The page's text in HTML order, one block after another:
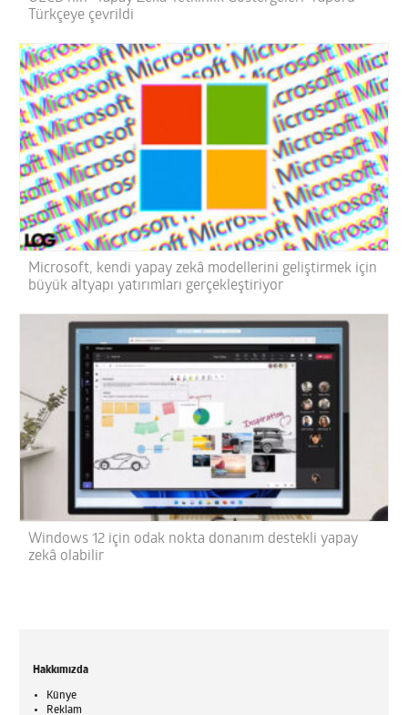
Türkçeye çevrildi
Microsoft, kendi yapay zekâ modellerini geliştirmek için
büyük altyapı yatırımları gerçekleştiriyor
Windows 12 için odak nokta donanım destekli yapay
zekâ olabilir
Hakkımızda
Künye
Reklam